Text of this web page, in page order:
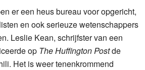
er een heus bureau voor opgericht,
en ook serieuze wetenschappers
Leslie Kean, schrijfster van een
op The Huffington Postde
Het is weer tenenkrommend